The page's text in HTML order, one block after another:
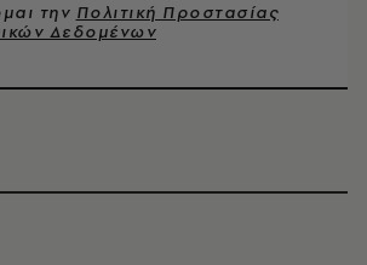
την Πολιτική Προστασίας
Δεδομένων